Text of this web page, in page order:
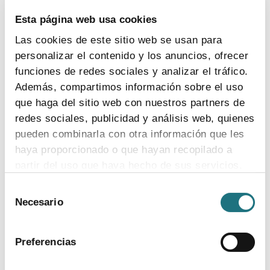
Esta página web usa cookies
Las cookies de este sitio web se usan para
personalizar el contenido y los anuncios, ofrecer
funciones de redes sociales y analizar el tráfico.
Además, compartimos información sobre el uso
que haga del sitio web con nuestros partners de
redes sociales, publicidad y análisis web, quienes
pueden combinarla con otra información que les
haya proporcionado o que hayan recopilado a
Para más información puede acceder a nuestra
Necesario
Preferencias
descargar documento
Temas: boletín de coyuntura
1 | 12 | 2015
Boletín de Coyuntura Nº 121
FormatoPDF- Tamaño 690 KB
descargar documento
12 | 6 | 2015